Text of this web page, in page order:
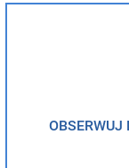
OBSERWUJ